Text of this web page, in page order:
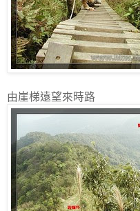
由崖梯遠望來時路